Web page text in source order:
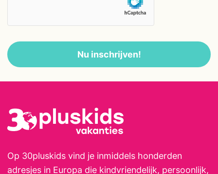
vers brood bij de bakker én
verzorgen vers geperste
sinaasappelsap. Op veler
verzoek, is de hele zomer hun
professionele masseuse Hélène
er weer. Je bent tenslotte met
kunnen kinderen lekker vrij
spelen en kun je genieten van het
Henriette staan klaar om je te
verwelkomen en te verwennen
Nu inschrijven!
Op 30pluskids vind je inmiddels honderden
adresjes in Europa die kindvriendelijk, persoonlijk,